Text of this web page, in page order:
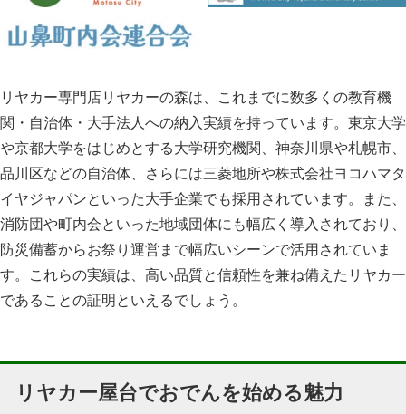
リヤカー専門店リヤカーの森は、これまでに数多くの教育機
関・自治体・大手法人への納入実績を持っています。東京大学
や京都大学をはじめとする大学研究機関、神奈川県や札幌市、
品川区などの自治体、さらには三菱地所や株式会社ヨコハマタ
イヤジャパンといった大手企業でも採用されています。また、
消防団や町内会といった地域団体にも幅広く導入されており、
防災備蓄からお祭り運営まで幅広いシーンで活用されていま
す。これらの実績は、高い品質と信頼性を兼ね備えたリヤカー
であることの証明といえるでしょう。
リヤカー屋台でおでんを始める魅力